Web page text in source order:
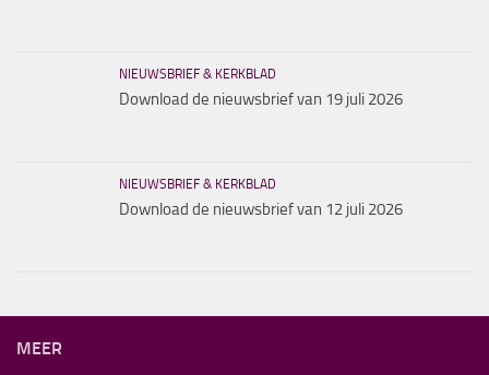
NIEUWSBRIEF & KERKBLAD
Download de nieuwsbrief van 19 juli 2026
NIEUWSBRIEF & KERKBLAD
Download de nieuwsbrief van 12 juli 2026
MEER